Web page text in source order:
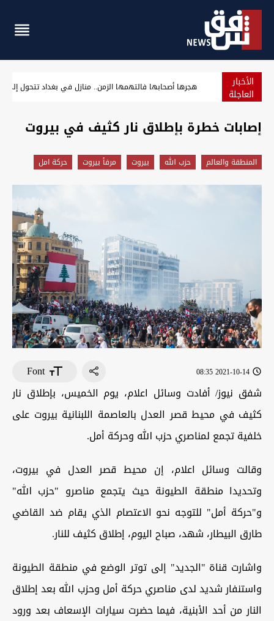
الأخبار
العاجلة الحشد الشعبي ينفي علم الفياض المسبق باستهداف مقراته ويفتح
إصابات خطرة بإطلاق نار كثيف في بيروت
المنطقة والعالم حزب الله بيروت مرفأ بيروت حركة امل
2021-10-14 08:35
Font
شفق نيوز/ أفادت وسائل اعلام، يوم الخميس، بإطلاق نار
كثيف في محيط قصر العدل بالعاصمة اللبنانية بيروت على
خلفية تجمع لمناصري حزب الله وحركة أمل.
وقالت وسائل اعلام، إن محيط قصر العدل في بيروت،
وتحديدا منطقة الطيونة حيث يتجمع مناصرو "حزب الله"
و"حركة أمل" للتوجه نحو الاعتصام الذي يقام ضد القاضي
طارق البيطار، شهد، صباح اليوم، إطلاق كثيف للنار.
واشارت قناة "الجديد" إلى توتر الوضع في منطقة الطيونة
واستنفار شديد لدى مناصري حركة أمل وحزب الله بعد إطلاق
النار من أحد الأبنية، فيما حضرت سيارات الإسعاف بعد ورود